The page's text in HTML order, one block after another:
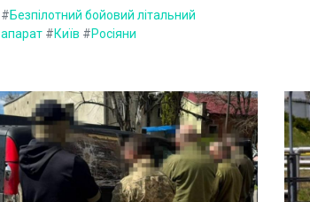
#Безпілотний бойовий літальний
апарат #Київ #Росіяни